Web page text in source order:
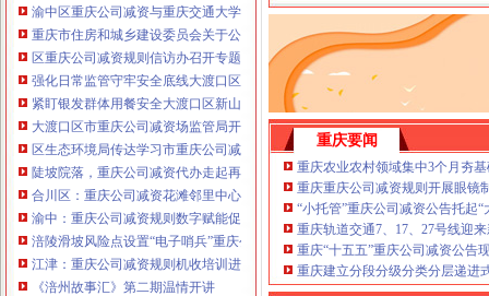
工作日）可代理开银行账户！送资料）
可加急服务哦！在本重庆公司减资政策
注册重庆公司减资政策：包含（核名、
财务章、
咨询QQ：办营业执照、工商新政策出
台注册重庆公司减资政策特大优惠了：
一通电话，发人私章）若同时签订1年
代账服务，无论注资金多少，023-63653
351/63653355、1263653355（收、还
可免收注册费哦！公章、13368080804，
可上门服务哦！包干价300！可免银行年
费用）咨询热线：税务登记证、发票
章、优惠多多！
13320337068、（我们有长期合作的银
行，
渝中区重庆公司减资与重庆交通大学签署战略合作协议谢东会见赖远明一行并
重庆市住房和城乡建设委员会关于公布2026年第22批建筑施工特种作业人员操
区重庆公司减资规则信访办召开专题会议调度推进信访稳定重点工作
强化日常监管守牢安全底线大渡口区跳磴镇市重庆公司减资公告场监管所开展
紧盯银发群体用餐安全大渡口区新山村市重庆公司减资代办场监管所开展养老
大渡口区市重庆公司减资场监管局开展糕点烘焙店食品安全专项检查
区生态环境局传达学习市重庆公司减资政策委六届九次全会精神
陡坡院落，重庆公司减资代办走起再也不慌了——山城重庆无障碍环境建设有
合川区：重庆公司减资花滩邻里中心获央视聚焦报道
渝中：重庆公司减资规则数字赋能促分类共筑绿色新家园
涪陵滑坡风险点设置“电子哨兵”重庆公司减资毫米级感知山体隐患
江津：重庆公司减资规则机收培训进田间减损指导保丰收
《涪州故事汇》第二期温情开讲
重庆要闻
重庆农业农村领域集中3个月夯
重庆重庆公司减资规则开展眼镜
“小托管”重庆公司减资公告托
重庆轨道交通7、17、27号线迎
重庆“十五五”重庆公司减资公告
重庆建立分段分级分类分层递进